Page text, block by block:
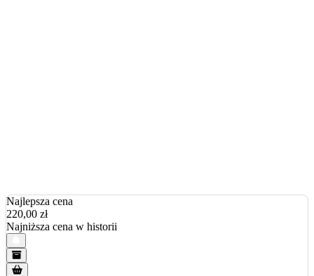
Najlepsza cena
220,00 zł
Najniższa cena w historii